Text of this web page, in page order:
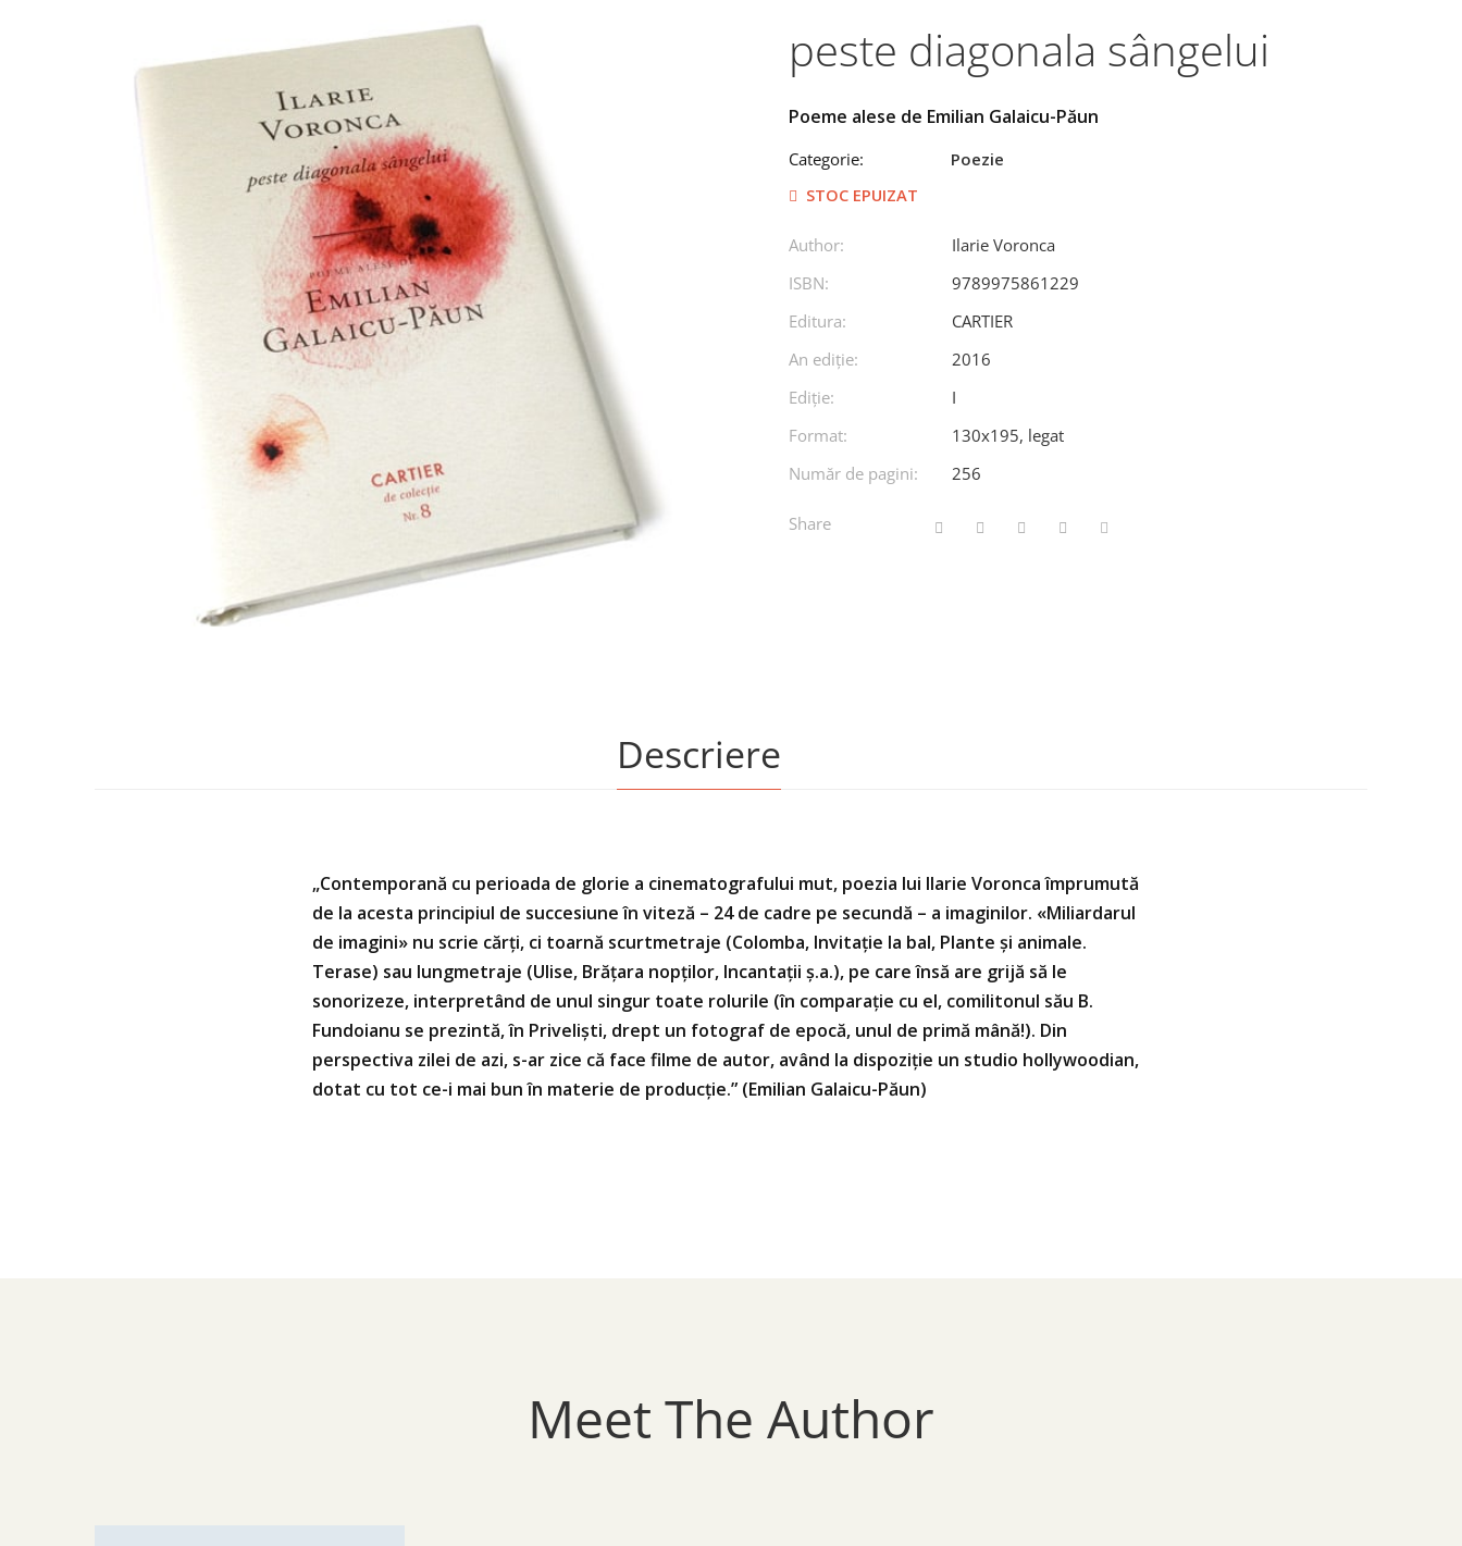
peste diagonala sângelui
Poeme alese de Emilian Galaicu-Păun
Categorie:
Poezie
STOC EPUIZAT
Author:
Ilarie Voronca
ISBN:
9789975861229
Editura:
CARTIER
An ediţie:
2016
Ediţie:
I
Format:
130x195, legat
Număr de pagini:
256
Share
Descriere
„Contemporană cu perioada de glorie a cinematografului mut, poezia lui Ilarie Voronca împrumută
de la acesta principiul de succesiune în viteză – 24 de cadre pe secundă – a imaginilor. «Miliardarul
de imagini» nu scrie cărţi, ci toarnă scurtmetraje (Colomba, Invitaţie la bal, Plante şi animale.
Terase) sau lungmetraje (Ulise, Brăţara nopţilor, Incantaţii ş.a.), pe care însă are grijă să le
sonorizeze, interpretând de unul singur toate rolurile (în comparaţie cu el, comilitonul său B.
Fundoianu se prezintă, în Privelişti, drept un fotograf de epocă, unul de primă mână!). Din
perspectiva zilei de azi, s-ar zice că face filme de autor, având la dispoziţie un studio hollywoodian,
dotat cu tot ce-i mai bun în materie de producţie.” (Emilian Galaicu-Păun)
Meet The Author